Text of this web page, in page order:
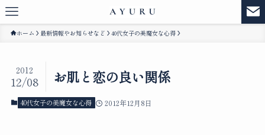
ホーム 最新情報やお知らせなど 40代女子の美魔女な心得
お肌と恋の良い関係
2012
12/08
40代女子の美魔女な心得 2012年12月8日